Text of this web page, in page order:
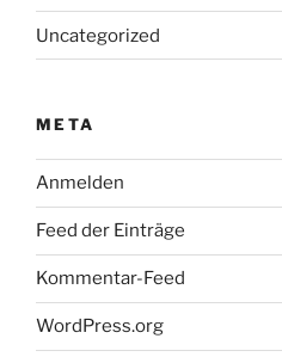
Uncategorized
META
Anmelden
Feed der Einträge
Kommentar-Feed
WordPress.org